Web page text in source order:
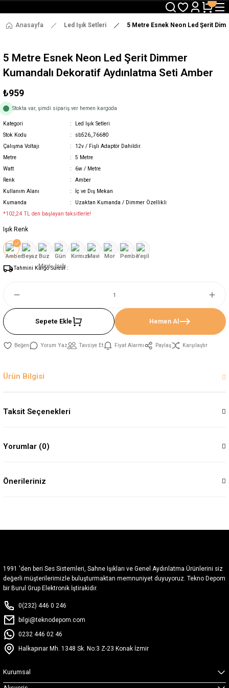
3000 TL ve Üzeri Alışverişlerde Ücretsiz Kargo !
12:00' a Kadar Verilen Siparişlerde Aynı Gün Gönderim !
3000 TL ve Üzeri Alışverişlerde Ücretsiz Kargo !
Anasayfa Led Işık Setleri 5 Metre Esnek Neon Led Şerit
5 Metre Esnek Neon Led Şerit Dimmer
Kumandalı Dekoratif Aydınlatma Seti Amber
₺959
Stokta var, şimdi sipariş ver hemen kargoda
Kategori
Led Işık Setleri
Stok Kodu
sb526_76680
Çalışma Voltajı
12v / Fişli Adaptör Dahildir.
Metre
5 Metre
Watt
6w / Metre
Renk
Amber
Kullanım Alanı
İç ve Dış Mekan
Kumanda
Uzaktan Kumanda / Dimmer Özellikli
*102,24 TL den başlayan taksitlerle!
Işık Renk
Tahmini Kargo Süresi :
Sepete Ekle Hemen Al
Yorum Yaz Tavsiye Et Fiyat Alarmı Paylaş Karşılaştır
Ürün Bilgisi
Taksit Seçenekleri
Yorumlar (0)
Önerileriniz
1991 'den beri Ses Sistemleri, Sahne Işıkları ve Genel Aydınlatma Ürünlerini siz
değerli müşterilerimizle buluşturmaktan memnuniyet duyuyoruz. Tekno Depom
bir Burul Grup Elektronik İştirakidir.
0(232) 446 0 246
bilgi@teknodepom.com
0232 446 02 46
Halkapınar Mh. 1348 Sk. No:3 Z-23 Konak İzmir
Kurumsal